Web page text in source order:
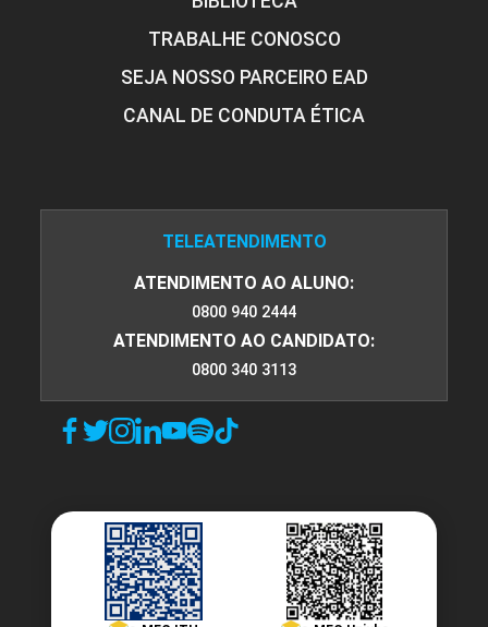
Procedimentos Estéticos para
Hipercromias Corporais
Ativos Cosméticos Aplicados à
Estética Corporal
10h
Procedimentos Estéticos para
Flacidez Cutânea Corporal
TRABALHE CONOSCO
SEJA NOSSO PARCEIRO EAD
CANAL DE CONDUTA ÉTICA
TELEATENDIMENTO
ATENDIMENTO AO ALUNO:
0800 940 2444
ATENDIMENTO AO CANDIDATO:
0800 340 3113